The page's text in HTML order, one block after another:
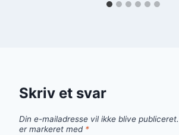
Skriv et svar
Din e-mailadresse vil ikke blive publiceret.
er markeret med *